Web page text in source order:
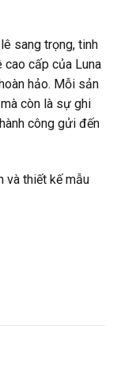
sang trọng, tinh
cao cấp của Luna
hảo. Mỗi sản
còn là sự ghi
công gửi đến
và thiết kế mẫu